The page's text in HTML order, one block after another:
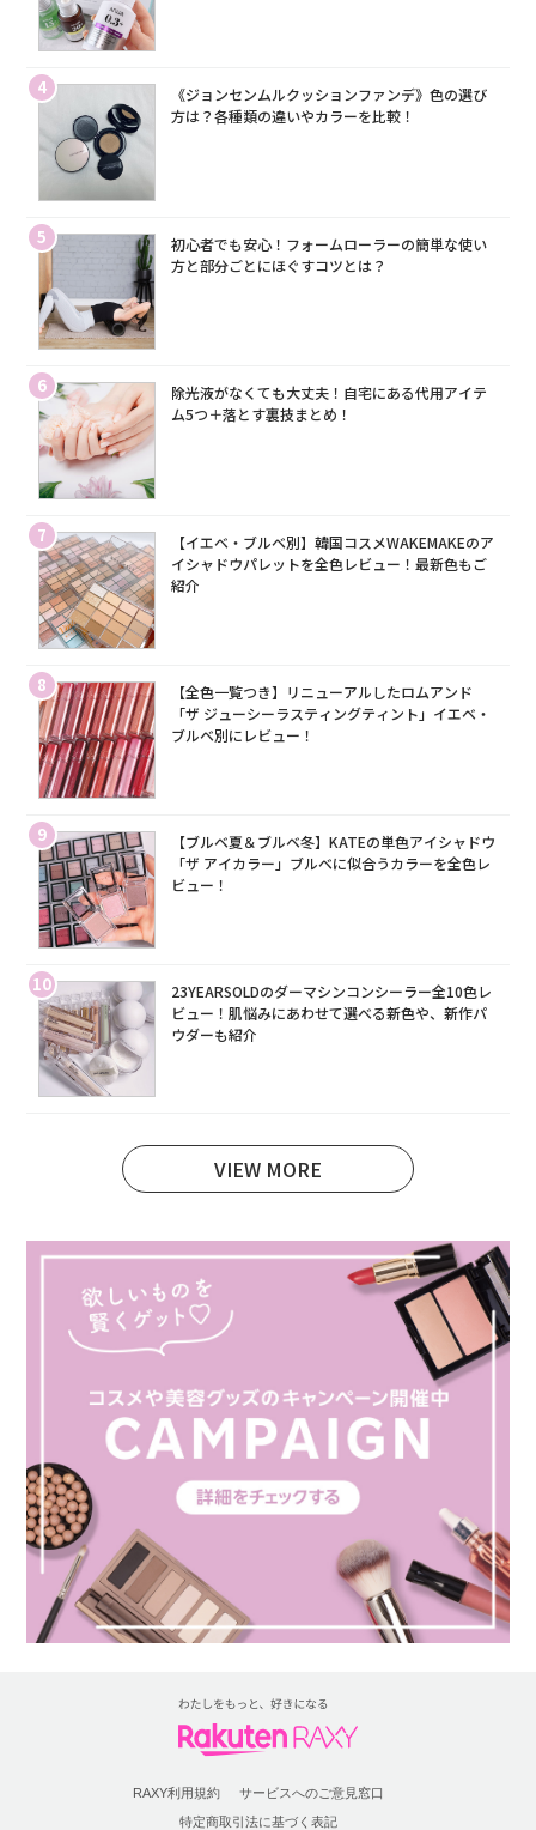
4
《ジョンセンムルクッションファンデ》色の選び
方は？各種類の違いやカラーを比較！
5
初心者でも安心！フォームローラーの簡単な使い
方と部分ごとにほぐすコツとは？
6
除光液がなくても大丈夫！自宅にある代用アイテ
ム5つ＋落とす裏技まとめ！
7
【イエベ・ブルベ別】韓国コスメWAKEMAKEのア
イシャドウパレットを全色レビュー！最新色もご
紹介
8
【全色一覧つき】リニューアルしたロムアンド
「ザ ジューシーラスティングティント」イエベ・
ブルベ別にレビュー！
9
【ブルベ夏＆ブルベ冬】KATEの単色アイシャドウ
「ザ アイカラー」ブルベに似合うカラーを全色レ
ビュー！
10
23YEARSOLDのダーマシンコンシーラー全10色レ
ビュー！肌悩みにあわせて選べる新色や、新作パ
ウダーも紹介
VIEW MORE
RAXY利用規約
サービスへのご意見窓口
特定商取引法に基づく表記